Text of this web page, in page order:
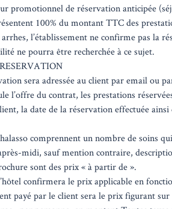
promotionnel de réservation anticipée
100% du montant TTC des
l’établissement ne confirme pas la
ne pourra être recherchée à ce sujet.
sera adressée au client par email ou
l’offre du contrat, les prestations
la date de la réservation effectuée ainsi
comprennent un nombre de soins
midi, sauf mention contraire,
sont des prix « à partir de ».
confirmera le prix applicable en
payé par le client sera le prix figurant